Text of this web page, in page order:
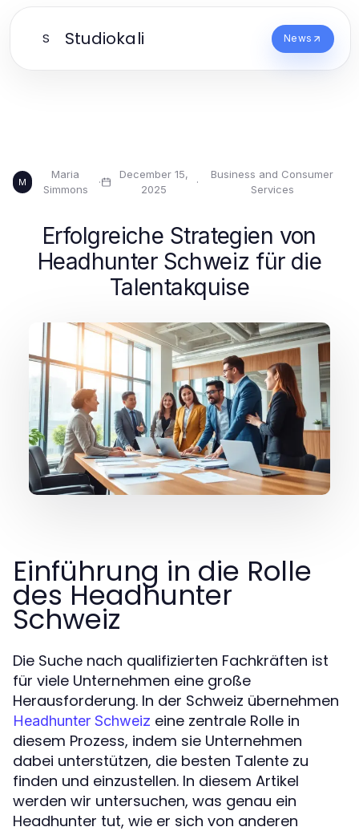
S Studiokali News
M
Maria
Simmons
·
December 15,
2025
·
Business and Consumer
Services
Erfolgreiche Strategien von
Headhunter Schweiz für die
Talentakquise
Einführung in die Rolle
des Headhunter
Schweiz
Die Suche nach qualifizierten Fachkräften ist
für viele Unternehmen eine große
Herausforderung. In der Schweiz übernehmen
Headhunter Schweiz eine zentrale Rolle in
diesem Prozess, indem sie Unternehmen
dabei unterstützen, die besten Talente zu
finden und einzustellen. In diesem Artikel
werden wir untersuchen, was genau ein
Headhunter tut, wie er sich von anderen